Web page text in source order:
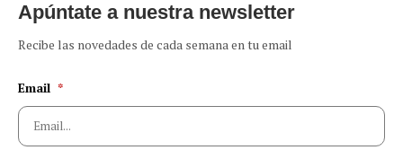
Apúntate a nuestra newsletter
Recibe las novedades de cada semana en tu email
Email *